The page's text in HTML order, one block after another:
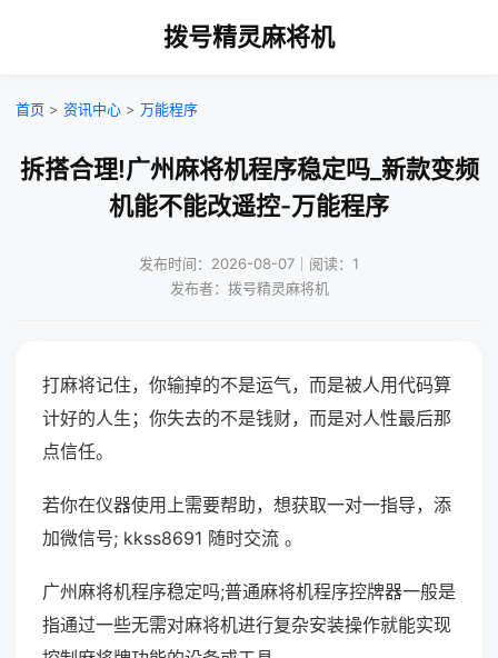
拨号精灵麻将机
首页 > 资讯中心 > 万能程序
拆搭合理!广州麻将机程序稳定吗_新款变频
机能不能改遥控-万能程序
发布时间：2026-08-07｜阅读：1
发布者：拨号精灵麻将机
打麻将记住，你输掉的不是运气，而是被人用代码算
计好的人生；你失去的不是钱财，而是对人性最后那
点信任。
若你在仪器使用上需要帮助，想获取一对一指导，添
加微信号; kkss8691 随时交流 。
广州麻将机程序稳定吗;普通麻将机程序控牌器一般是
指通过一些无需对麻将机进行复杂安装操作就能实现